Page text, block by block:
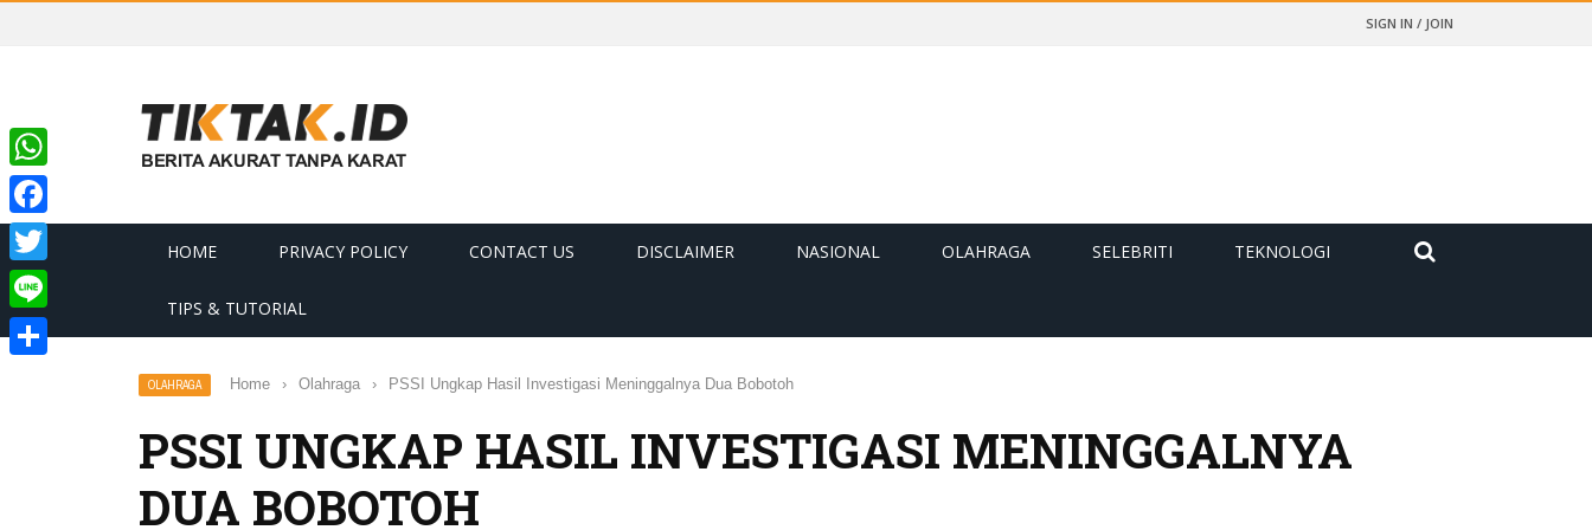
SIGN IN / JOIN
HOME PRIVACY POLICY CONTACT US DISCLAIMER NASIONAL OLAHRAGA SELEBRITI TEKNOLOGI
TIPS & TUTORIAL
OLAHRAGA Home › Olahraga › PSSI Ungkap Hasil Investigasi Meninggalnya Dua Bobotoh
PSSI UNGKAP HASIL INVESTIGASI MENINGGALNYA
DUA BOBOTOH
WhatsApp
Facebook
Twitter
Line